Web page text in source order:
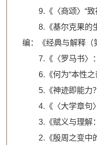
9.《〈商颂〉“
8.《基尔克果的
编：《经典与解释（
7.《〈罗马书〉
6.《何为“本性
5.《神迹即能力
4.《〈大学章句
3.《赋义与理解
2.《殷周之变中